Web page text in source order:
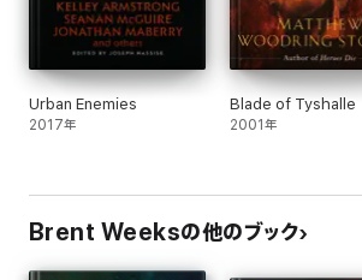
Urban Enemies
2017年
Blade of Tyshalle
2001年
Brent Weeksの他のブック